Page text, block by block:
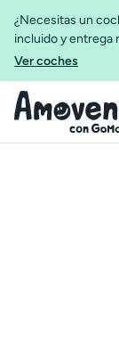
¿Necesitas un
incluido y entrega
Ver coches